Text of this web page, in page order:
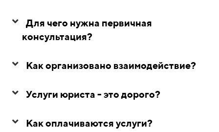
Для чего нужна первичная
консультация?
Как организовано взаимодействие?
Услуги юриста - это дорого?
Как оплачиваются услуги?